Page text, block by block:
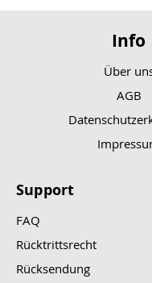
werden.
Info
Über
AGB
Support
FAQ
Rücktrittsrecht
Rücksendung